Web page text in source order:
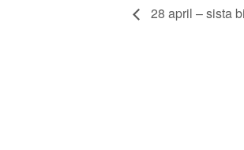
28 april – sista